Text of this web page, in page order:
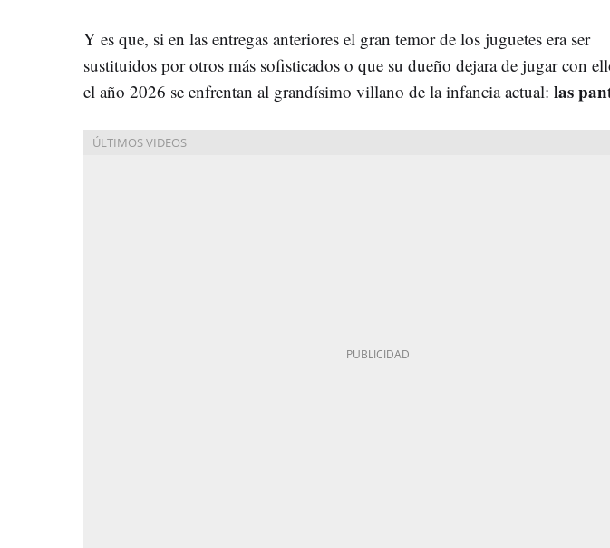
Y es que, si en las entregas anteriores el gran temor de los juguetes era ser
sustituidos por otros más sofisticados o que su dueño dejara de jugar con
el año 2026 se enfrentan al grandísimo villano de la infancia actual: las